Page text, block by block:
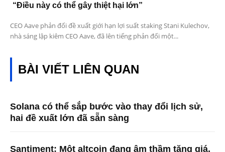
“Điều này có thể gây thiệt hại lớn”
CEO Aave phản đối đề xuất giới hạn lợi suất staking Stani Kulechov,
nhà sáng lập kiêm CEO Aave, đã lên tiếng phản đối một...
BÀI VIẾT LIÊN QUAN
Solana có thể sắp bước vào thay đổi lịch sử,
hai đề xuất lớn đã sẵn sàng
Santiment: Một altcoin đang âm thầm tăng giá,